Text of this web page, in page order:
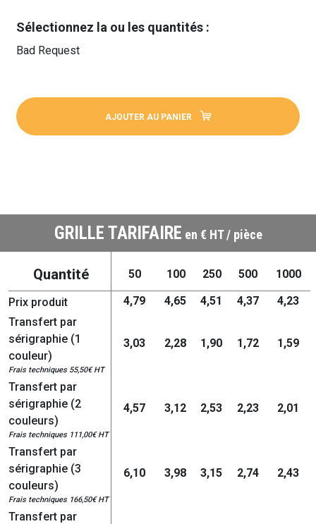
Sélectionnez la ou les quantités :
Bad Request
AJOUTER AU PANIER
GRILLE TARIFAIRE en € HT / pièce
Quantité 50 100 250 500 1000
Prix produit 4,79 4,65 4,51 4,37
4,23
Transfert par
sérigraphie (1
couleur)
Frais techniques 55,50€ HT
3,03 2,28 1,90 1,72 1,59
Transfert par
sérigraphie (2
couleurs)
Frais techniques 111,00€ HT
4,57 3,12 2,53 2,23 2,01
Transfert par
sérigraphie (3
couleurs)
Frais techniques 166,50€ HT
6,10 3,98 3,15 2,74 2,43
Transfert par